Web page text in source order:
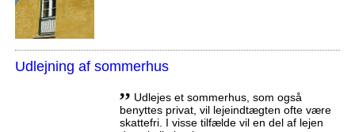
Udlejning af sommerhus
,, Udlejes et sommerhus, som også
benyttes privat, vil lejeindtægten ofte være
skattefri. I visse tilfælde vil en del af lejen